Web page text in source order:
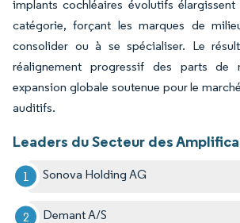
implants cochléaires évolutifs
catégorie, forçant les marques de
consolider ou à se spécialiser. Le
réalignement progressif des parts de
expansion globale soutenue pour le
auditifs.
Leaders du Secteur des
Sonova Holding AG
Demant A/S